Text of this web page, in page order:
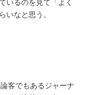
いるのを見て「よく
いなと思う。
客でもあるジャーナ